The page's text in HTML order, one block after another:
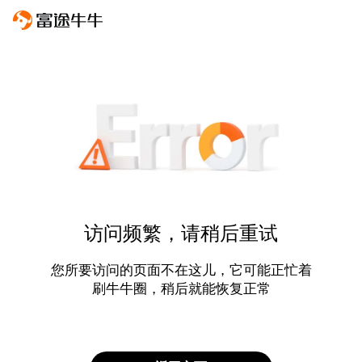
访问频繁，请稍后重试
您所要访问的页面不在这儿，它可能正忙着
刷牛牛圈，稍后就能恢复正常